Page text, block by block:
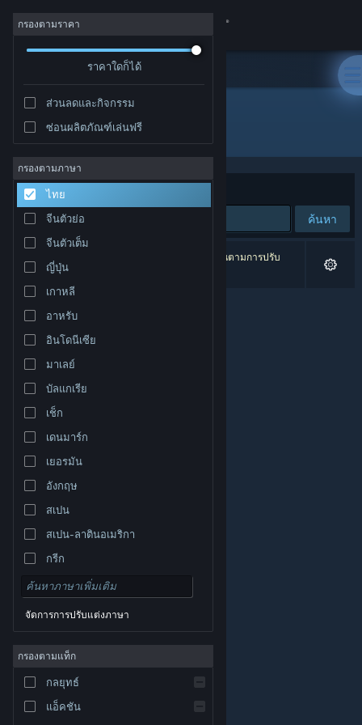
เข้าสู่ระบบ
ชุมชน
เกี่ยวกับ
ฝ่ายสนับสนุน
เปลี่ยนภาษา
รับแอป Steam แบบพกพา
ชมเว็บไซต์สำหรับเดสก์ท็อป
© Valve Corporation สงวนลิขสิทธิ์ เครื่องหมายการค้า
และประเทศอื่น
นโยบายความเป็นส่วนตัว
การช่วยการเข้าถึง|
Steam| การคืนเงิน
กรองตามราคา
ราคาใดก็ได้
ส่วนลดและกิจกรรม
ซ่อนผลิตภัณฑ์เล่นฟรี
กรองตามภาษา
ไทย
จีนตัวย่อ
จีนตัวเต็ม
ญี่ปุ่น
เกาหลี
อาหรับ
อินโดนีเซีย
มาเลย์
บัลแกเรีย
เช็ก
เดนมาร์ก
เยอรมัน
อังกฤษ
สเปน
สเปน-ลาตินอเมริกา
กรีก
จัดการการปรับแต่งภาษา
กรองตามแท็ก
กลยุทธ์
แอ็คชัน
ผู้พัฒนา: Delattre &amp; Harger
จัดเรียงตาม
ค้นหา
0 ผลลัพธ์ตรงกับที่คุณค้นหา 1 ผลิตภัณฑ์ได้ถูกละเว้นตามการปรับ
แต่งของคุณ